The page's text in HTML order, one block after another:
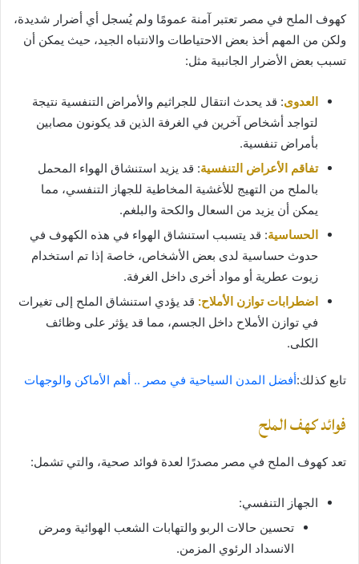
كهوف الملح في مصر تعتبر آمنة عمومًا ولم يُسجل أي أضرار شديدة،
ولكن من المهم أخذ بعض الاحتياطات والانتباه الجيد، حيث يمكن أن
تسبب بعض الأضرار الجانبية مثل:
العدوى: قد يحدث انتقال للجراثيم والأمراض التنفسية نتيجة
لتواجد أشخاص آخرين في الغرفة الذين قد يكونون مصابين
بأمراض تنفسية.
تفاقم الأعراض التنفسية: قد يزيد استنشاق الهواء المحمل
بالملح من التهيج للأغشية المخاطية للجهاز التنفسي، مما
يمكن أن يزيد من السعال والكحة والبلغم.
الحساسية: قد يتسبب استنشاق الهواء في هذه الكهوف في
حدوث حساسية لدى بعض الأشخاص، خاصة إذا تم استخدام
زيوت عطرية أو مواد أخرى داخل الغرفة.
اضطرابات توازن الأملاح: قد يؤدي استنشاق الملح إلى تغيرات
في توازن الأملاح داخل الجسم، مما قد يؤثر على وظائف
الكلى.
تابع كذلك:أفضل المدن السياحية في مصر .. أهم الأماكن والوجهات
فوائد كهف الملح
تعد كهوف الملح في مصر مصدرًا لعدة فوائد صحية، والتي تشمل:
الجهاز التنفسي:
تحسين حالات الربو والتهابات الشعب الهوائية ومرض
الانسداد الرئوي المزمن.